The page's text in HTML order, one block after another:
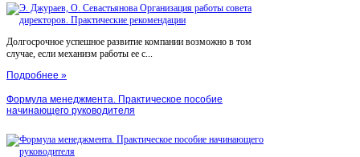
Долгосрочное успешное развитие компании возможно в том
случае, если механизм работы ее с...
Подробнее »
Формула менеджмента. Практическое пособие
начинающего руководителя